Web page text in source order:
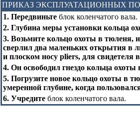
ПРИКАЗ ЭКСПЛУАТАЦИОННЫХ
1. Передвиньте блок коленчатого вала.
2. Глубина меры установки кольца
3. Возьмите кольцо охоты в тюленя,
сверлил два маленьких открытия в
и плоском носу pliers, для свидетеля
4. Он освободил гнездо кольца
5. Погрузите новое кольцо охоты в
умеренной глубине, когда
6. Учредите блок коленчатого вала.